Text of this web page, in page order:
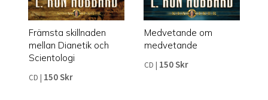
Främsta skillnaden
mellan Dianetik och
Scientologi
CD 150 Skr
Medvetande om
medvetande
CD 150 Skr